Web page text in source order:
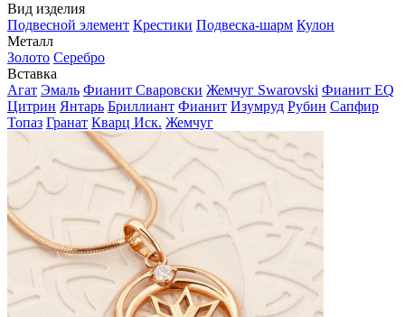
Вид изделия
Подвесной элемент Крестики Подвеска-шарм Кулон
Металл
Золото Серебро
Вставка
Агат Эмаль Фианит Сваровски Жемчуг Swarovski Фианит EQ
Цитрин Янтарь Бриллиант Фианит Изумруд Рубин Сапфир
Топаз Гранат Кварц Иск. Жемчуг